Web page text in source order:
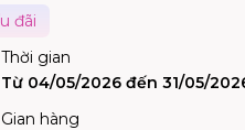
đãi
Thời gian
Từ 04/05/2026 đến 31/05/
Gian hàng